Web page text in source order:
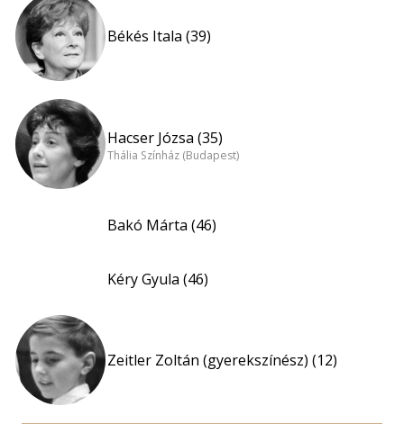
Békés Itala (39)
Hacser Józsa (35)
Thália Színház (Budapest)
Bakó Márta (46)
Kéry Gyula (46)
Zeitler Zoltán (gyerekszínész) (12)